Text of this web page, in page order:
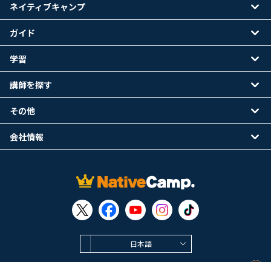
日本語
ネイティブキャンプ
ガイド
学習
講師を探す
その他
会社情報